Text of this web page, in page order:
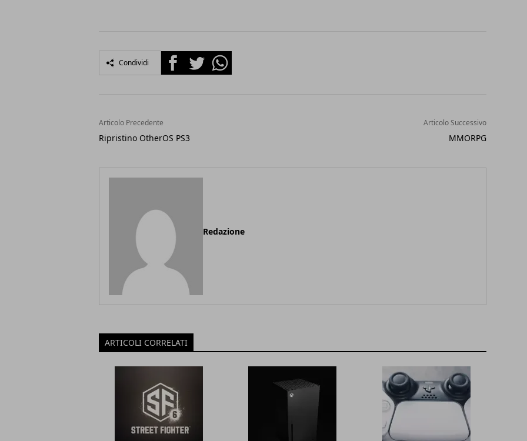
Condividi FacebookTwitterWhatsapp
Articolo Precedente
Ripristino OtherOS PS3
Articolo Successivo
MMORPG
Redazione
ARTICOLI CORRELATI